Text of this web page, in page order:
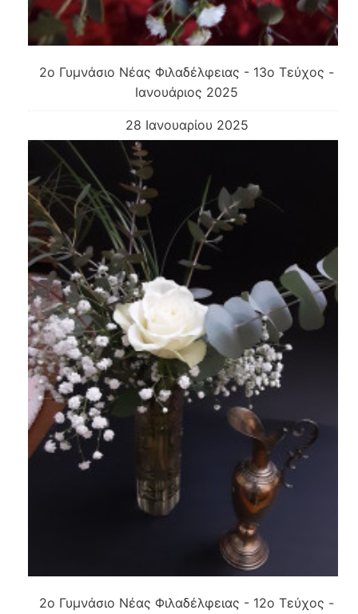
2o Γυμνάσιο Νέας Φιλαδέλφειας - 13ο Τεύχος -
Ιανουάριος 2025
28 Ιανουαρίου 2025
2o Γυμνάσιο Νέας Φιλαδέλφειας - 12ο Τεύχος -